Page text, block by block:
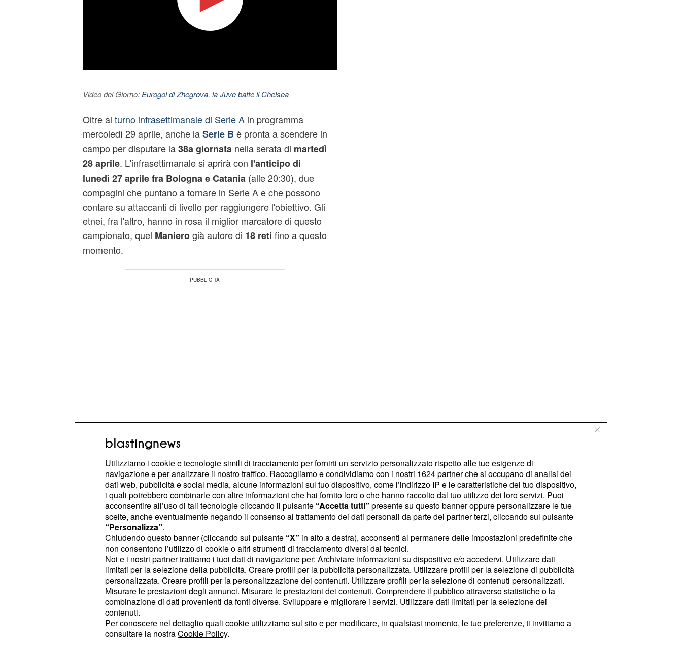
Video del Giorno: Eurogol di Zhegrova, la Juve batte il Chelsea
Oltre al turno infrasettimanale di Serie Ain programma
mercoledì 29 aprile, anche laSerie B è pronta a scendere in
campo per disputare la38a giornata nella serata di martedì
28 aprile. L'infrasettimanale si aprirà con l'anticipo di
lunedì 27 aprile fra Bologna e Catania (alle 20:30), due
compagini che puntano a tornare in Serie A e che possono
contare su attaccanti di livello per raggiungere l'obiettivo. Gli
etnei, fra l'altro, hanno in rosa il miglior marcatore di questo
campionato, quel Manierogià autore di 18 reti fino a questo
momento.
Il programma di martedì 28 aprile
Il giorno successivo si giocheràil resto della 38a giornata,
con il fischio d'inizio di tutte le partite previsto per le 20:30.
Carpibastaun puntocasalingocontro il Bariper
assicurarsi la matematicapromozione in Serie A, al di là di
ciò che farà ilVicenza(attualmente secondo) sul campo del
Brescia, pienamente invischiato nella lotta per non
retrocedere. IlFrosinonevolerà in Umbria per affrontare
Ternanatranquilla a metà classifica, mentreLatina-
Perugiasi preannuncia molto equilibrata, soprattutto perché
i laziali vogliono tenersi a distanza dalla zona "rossa" della
classifica, mentre gli umbri sono determinati a restare in
corsa per i playoff.
Utilizziamo i cookie e tecnologie simili di tracciamento per fornirti un servizio personalizzato rispetto alle tue esigenze di
navigazione e per analizzare il nostro traffico. Raccogliamo e condividiamo con i nostri 1624partner che si occupano di analisi dei
dati web, pubblicità e social media, alcune informazioni sul tuo dispositivo, come l’indirizzo IP e le caratteristiche del tuo dispositivo,
i quali potrebbero combinarle con altre informazioni che hai fornito loro o che hanno raccolto dal tuo utilizzo dei loro servizi. Puoi
acconsentire all’uso di tali tecnologie cliccando il pulsante “Accetta tutti” presente su questo banner oppure personalizzare le tue
scelte, anche eventualmente negando il consenso al trattamento dei dati personali da parte dei partner terzi, cliccando sul pulsante
“Personalizza”.
Chiudendo questo banner (cliccando sul pulsante “X” in alto a destra), acconsenti al permanere delle impostazioni predefinite che
non consentono l’utilizzo di cookie o altri strumenti di tracciamento diversi dai tecnici.
Noi e i nostri partner trattiamo i tuoi dati di navigazione per: Archiviare informazioni su dispositivo e/o accedervi. Utilizzare dati
limitati per la selezione della pubblicità. Creare profili per la pubblicità personalizzata. Utilizzare profili per la selezione di pubblicità
personalizzata. Creare profili per la personalizzazione dei contenuti. Utilizzare profili per la selezione di contenuti personalizzati.
Misurare le prestazioni degli annunci. Misurare le prestazioni dei contenuti. Comprendere il pubblico attraverso statistiche o la
combinazione di dati provenienti da fonti diverse. Sviluppare e migliorare i servizi. Utilizzare dati limitati per la selezione dei
contenuti.
Per conoscere nel dettaglio quali cookie utilizziamo sul sito e per modificare, in qualsiasi momento, le tue preferenze, ti invitiamo a
consultare la nostraCookie Policy.